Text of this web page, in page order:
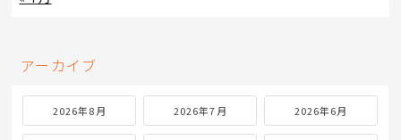
アーカイブ
2026年8月 2026年7月 2026年6月